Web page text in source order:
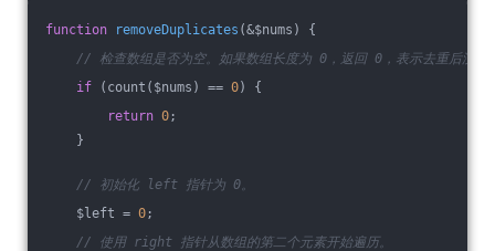
function removeDuplicates (&$nums)
{
// 检查数组是否为空。如果数组长度为 0，返回 0，表示去重后没有
if (count($nums) == 0) {
return 0;
}
// 初始化 left 指针为 0。
$left = 0;
// 使用 right 指针从数组的第二个元素开始遍历。